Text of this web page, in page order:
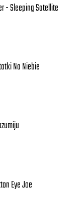
- Sleeping Satellite
Na Niebie
Eye Joe